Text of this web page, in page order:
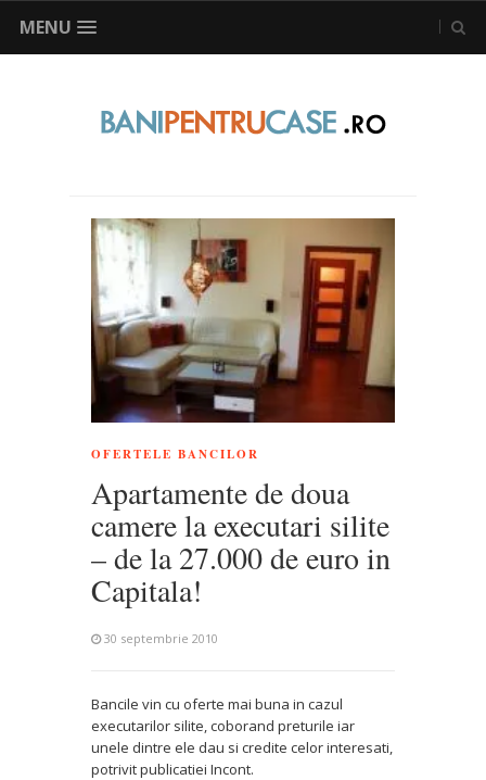
MENU
OFERTELE BANCILOR
Apartamente de doua
camere la executari silite
– de la 27.000 de euro in
Capitala!
30 septembrie 2010
Bancile vin cu oferte mai buna in cazul
executarilor silite, coborand preturile iar
unele dintre ele dau si credite celor interesati,
potrivit publicatiei Incont.